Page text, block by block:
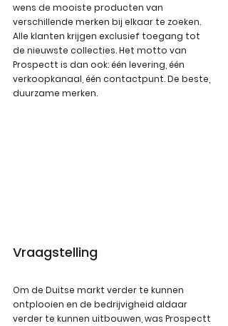
wens de mooiste producten van
verschillende merken bij elkaar te zoeken.
Alle klanten krijgen exclusief toegang tot
de nieuwste collecties. Het motto van
Prospectt is dan ook: één levering, één
verkoopkanaal, één contactpunt. De beste,
duurzame merken.
Vraagstelling
Om de Duitse markt verder te kunnen
ontplooien en de bedrijvigheid aldaar
verder te kunnen uitbouwen, was Prospectt